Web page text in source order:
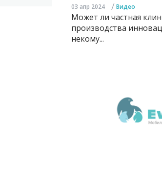
03 апр 2024 / Видео
Может ли частная
производства
некому...